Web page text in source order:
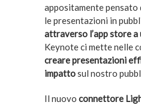
appositamente pensato
le presentazioni in
attraverso l’app store a
Keynote ci mette nelle
creare presentazioni
impattosul nostro
Il nuovo connettore